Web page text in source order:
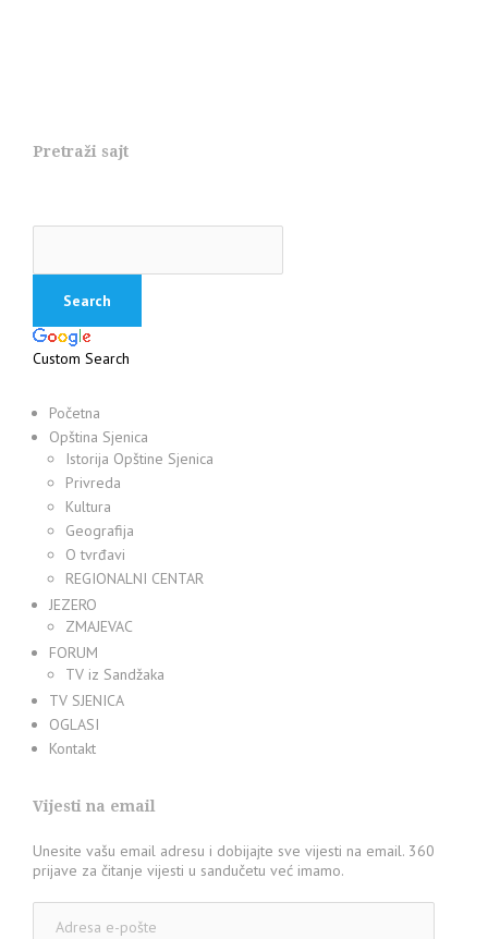
Pretraži sajt
Custom Search
Početna
Opština Sjenica
Istorija Opštine Sjenica
Privreda
Kultura
Geografija
O tvrđavi
REGIONALNI CENTAR
JEZERO
ZMAJEVAC
FORUM
TV iz Sandžaka
TV SJENICA
OGLASI
Kontakt
Vijesti na email
Unesite vašu email adresu i dobijajte sve vijesti na email. 360
prijave za čitanje vijesti u sandučetu već imamo.